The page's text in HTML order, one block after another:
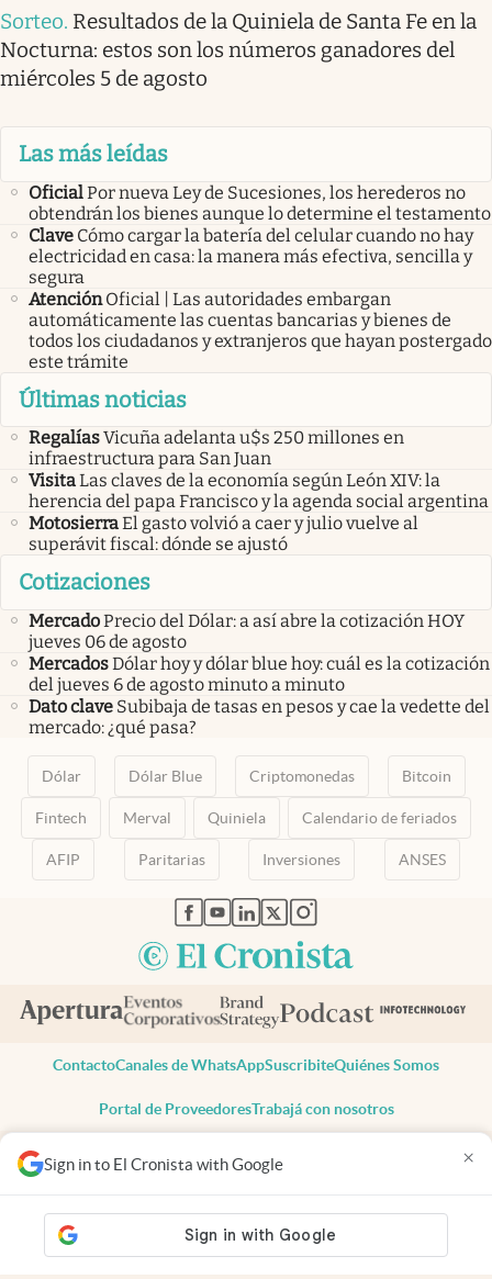
Sign in to El Cronista with Google ×
Sorteo. Resultados de la Quiniela de Santa Fe en la
Nocturna: estos son los números ganadores del
miércoles 5 de agosto
Las más leídas
OficialPor nueva Ley de Sucesiones, los herederos no
obtendrán los bienes aunque lo determine el testamento
Clave Cómo cargar la batería del celular cuando no hay
electricidad en casa: la manera más efectiva, sencilla y
segura
Atención Oficial | Las autoridades embargan
automáticamente las cuentas bancarias y bienes de
todos los ciudadanos y extranjeros que hayan postergado
este trámite
Últimas noticias
RegalíasVicuña adelanta u$s 250 millones en
infraestructura para San Juan
VisitaLas claves de la economía según León XIV: la
herencia del papa Francisco y la agenda social argentina
MotosierraEl gasto volvió a caer y julio vuelve al
superávit fiscal: dónde se ajustó
Cotizaciones
MercadoPrecio del Dólar: a así abre la cotización HOY
jueves 06 de agosto
MercadosDólar hoy y dólar blue hoy: cuál es la cotización
del jueves 6 de agosto minuto a minuto
Dato clave Subibaja de tasas en pesos y cae la vedette del
mercado: ¿qué pasa?
Dólar Dólar Blue Criptomonedas Bitcoin
Fintech Merval Quiniela Calendario de feriados
AFIP Paritarias Inversiones ANSES
abre en nueva pestaña
abre en nueva pestaña
abre en nueva pestaña
abre en nueva pestaña
abre en nueva pestaña
ContactoCanales de WhatsAppSuscribiteQuiénes Somos
Portal de ProveedoresTrabajá con nosotros
Todos los derechos reservados
Privacidad
Consentimiento
Tel:+54 11 7078-3270